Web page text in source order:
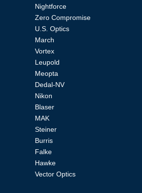
Nightforce
Zero Compromise
U.S. Optics
March
Vortex
Leupold
Meopta
Dedal-NV
Nikon
Blaser
MAK
Steiner
Burris
Falke
Hawke
Vector Optics